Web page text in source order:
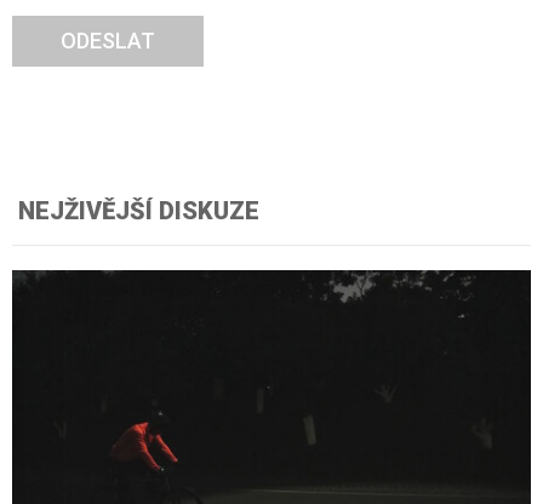
ODESLAT
NEJŽIVĚJŠÍ DISKUZE